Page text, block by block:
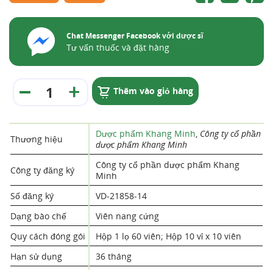
Chat Messenger Facebook với dược sĩ
Tư vấn thuốc và đặt hàng
Thêm vào giỏ hàng
Thương hiệu Dược phẩm Khang Minh, Công ty cổ phần
dược phẩm Khang Minh
Công ty đăng ký
Công ty cổ phần dược phẩm Khang
Minh
Số đăng ký
VD-21858-14
Dạng bào chế
Viên nang cứng
Quy cách đóng gói
Hộp 1 lọ 60 viên; Hộp 10 vỉ x 10 viên
Hạn sử dụng
36 tháng